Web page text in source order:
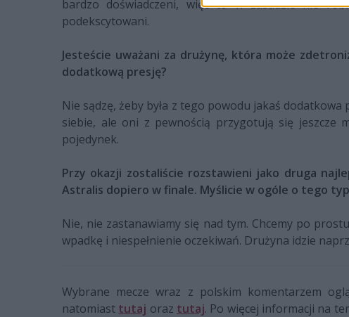
bardzo doświadczeni, więc to w zasadzie nie
podekscytowani.
Jesteście uważani za drużynę, która może
dodatkową presję?
Nie sądzę, żeby była z tego powodu jakaś
siebie, ale oni z pewnością przygotują się jeszcze
pojedynek.
Przy okazji zostaliście rozstawieni jako druga
Astralis dopiero w finale. Myślicie w ogóle o tego
Nie, nie zastanawiamy się nad tym. Chcemy po
wpadkę i niespełnienie oczekiwań. Drużyna idzie
Wybrane mecze wraz z polskim komentarzem
natomiast tutaj oraz tutaj. Po więcej informacji na